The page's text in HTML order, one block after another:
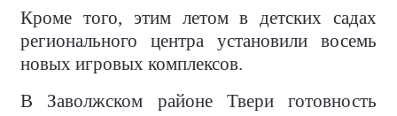
Кроме того, этим летом в детских садах
регионального центра установили восемь
новых игровых комплексов.
В Заволжском районе Твери готовность